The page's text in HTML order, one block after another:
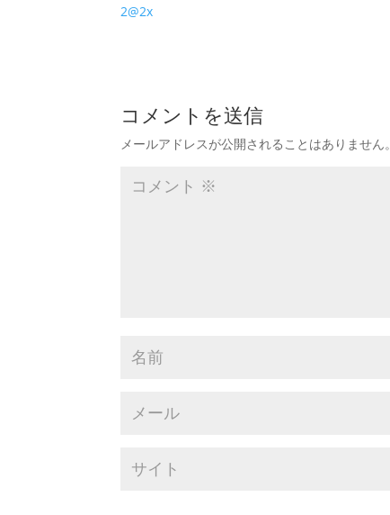
2@2x
コメントを送信
メールアドレスが公開されることはありません。